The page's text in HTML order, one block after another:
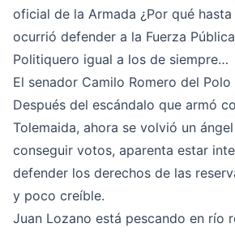
oficial de la Armada ¿Por qué
ocurrió defender a la Fuerza
Politiquero igual a los de siempre…
El senador Camilo Romero del
Después del escándalo que armó
Tolemaida, ahora se volvió un
conseguir votos, aparenta estar
defender los derechos de las
y poco creíble.
Juan Lozano está pescando en río